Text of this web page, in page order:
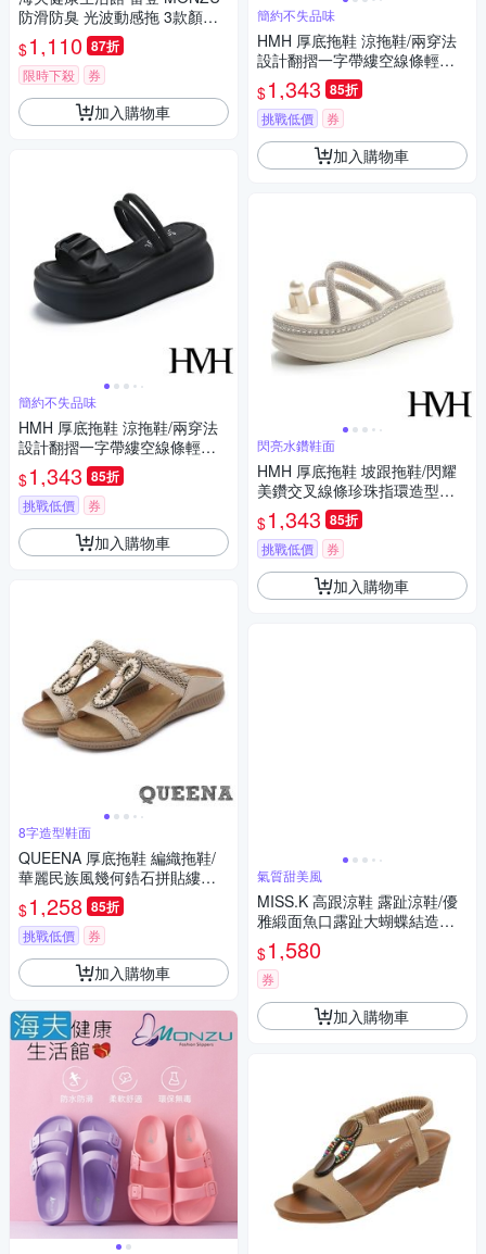
防滑防臭 光波動感拖 3款顏色
任選3雙
$1,110 87折
限時下殺 券
加入購物車
簡約不失品味
HMH 厚底拖鞋 涼拖鞋/兩穿法
設計翻摺一字帶縷空線條輕量
鬆糕厚底涼拖鞋 黑
$1,343 85折
挑戰低價 券
加入購物車
8字造型鞋面
QUEENA 厚底拖鞋 編織拖鞋/
華麗民族風幾何鋯石拼貼縷空
編織造型厚底拖鞋 杏
$1,258 85折
挑戰低價 券
加入購物車
簡約不失品味
HMH 厚底拖鞋 涼拖鞋/兩穿法
設計翻摺一字帶縷空線條輕量
鬆糕厚底涼拖鞋 米
$1,343 85折
挑戰低價 券
加入購物車
閃亮水鑽鞋面
HMH 厚底拖鞋 坡跟拖鞋/閃耀
美鑽交叉線條珍珠指環造型坡
跟厚底拖鞋 3色任選
$1,343 85折
挑戰低價 券
加入購物車
氣質甜美風
MISS.K 高跟涼鞋 露趾涼鞋/優
雅緞面魚口露趾大蝴蝶結造型
繫帶14CM高跟涼鞋 黑
$1,580
券
加入購物車